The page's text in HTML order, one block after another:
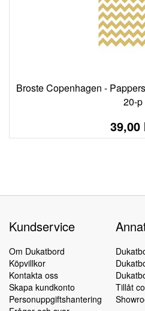
Broste Copenhagen -
20-p
39,00
Kundservice
Om Dukatbord
Köpvillkor
Kontakta oss
Skapa kundkonto
Personuppgiftshantering
Tillåt